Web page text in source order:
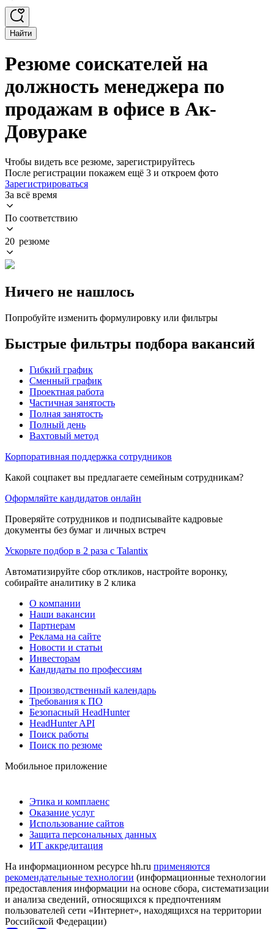
Найти
Резюме соискателей на
должность менеджера по
продажам в офисе в Ак-
Довураке
Чтобы видеть все резюме, зарегистрируйтесь
После регистрации покажем ещё 3 и откроем фото
Зарегистрироваться
За всё время
По соответствию
20 резюме
Ничего не нашлось
Попробуйте изменить формулировку или фильтры
Быстрые фильтры подбора вакансий
Гибкий график
Сменный график
Проектная работа
Частичная занятость
Полная занятость
Полный день
Вахтовый метод
Корпоративная поддержка сотрудников
Какой соцпакет вы предлагаете семейным сотрудникам?
Оформляйте кандидатов онлайн
Проверяйте сотрудников и подписывайте кадровые
документы без бумаг и личных встреч
Ускорьте подбор в 2 раза с Talantix
Автоматизируйте сбор откликов, настройте воронку,
собирайте аналитику в 2 клика
О компании
Наши вакансии
Партнерам
Реклама на сайте
Новости и статьи
Инвесторам
Кандидаты по профессиям
Производственный календарь
Требования к ПО
Безопасный HeadHunter
HeadHunter API
Поиск работы
Поиск по резюме
Мобильное приложение
Этика и комплаенс
Оказание услуг
Использование сайтов
Защита персональных данных
ИТ аккредитация
На информационном ресурсе hh.ru применяются
рекомендательные технологии (информационные технологии
предоставления информации на основе сбора, систематизации
и анализа сведений, относящихся к предпочтениям
пользователей сети «Интернет», находящихся на территории
Российской Федерации)